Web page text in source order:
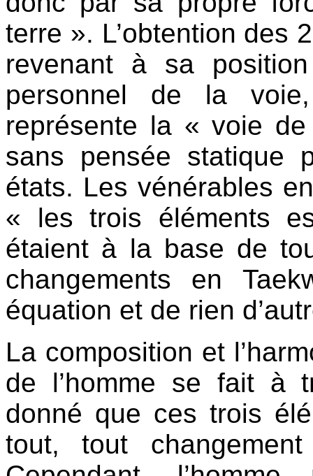
terre ». L’obtention des
revenant à sa
personnel de la
représente la « voie de
sans pensée statique
états. Les vénérables
« les trois éléments
étaient à la base de
changements en
équation et de rien
La composition et
de l’homme se fait à
donné que ces trois
tout, tout